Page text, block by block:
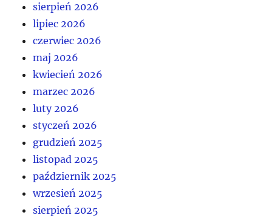
sierpień 2026
lipiec 2026
czerwiec 2026
maj 2026
kwiecień 2026
marzec 2026
luty 2026
styczeń 2026
grudzień 2025
listopad 2025
październik 2025
wrzesień 2025
sierpień 2025